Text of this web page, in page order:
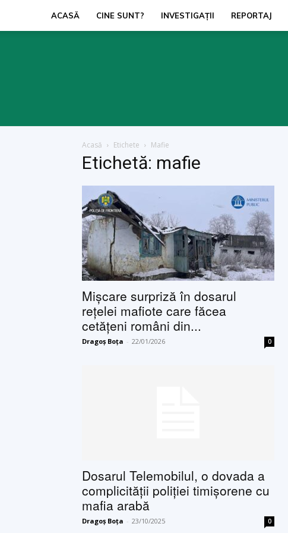
ACASĂ CINE SUNT? INVESTIGAŢII REPORTAJ
Acasă Etichete Mafie
Etichetă: mafie
Mișcare surpriză în dosarul
rețelei mafiote care făcea
cetățeni români din...
Dragoș Boța - 22/01/2026 0
Dosarul Telemobilul, o dovada a
complicităţii poliţiei timişorene cu
mafia arabă
Dragoș Boța - 23/10/2025 0